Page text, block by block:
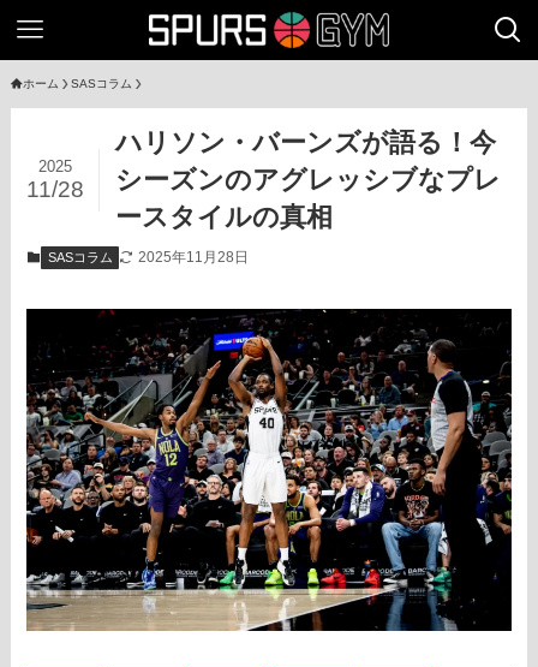
ホーム SASコラム
ハリソン・バーンズが語る！今
シーズンのアグレッシブなプレ
ースタイルの真相
2025
11/28
SASコラム 2025年11月28日